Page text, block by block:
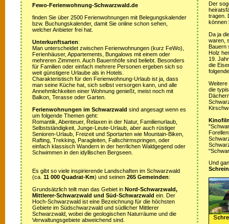
Fewo-Ferienwohnung-Schwarzwald.de
finden Sie über 2500 Ferienwohnungen mit Belegungskalender
bzw. Buchungskalender, damit Sie online schon sehen,
welcher Anbieter frei hat.
Unterkunftsarten:
Man unterscheidet zwischen Ferienwohnungen (kurz FeWo),
Ferienhäuser, Appartements, Bungalows mit einem oder
mehreren Zimmern. Auch Bauernhöfe sind beliebt. Besonders
für Familien oder einfach mehrere Personen ergeben sich so
weit günstigere Urlaube als in Hotels.
Charakteristisch für den Ferienwohnung-Urlaub ist ja, dass
man seine Küche hat, sich selbst versorgen kann, und alle
Annehmlichkeiten einer Wohnung genießt, meist noch mit
Balkon, Terasse oder Garten.
Ferienwohnungen im Schwarzwald sind angesagt wenn es
um folgende Themen geht:
Romantik, Abenteuer, Relaxen in der Natur, Familienurlaub,
Selbstständigkeit, Junge-Leute-Urlaub, aber auch rüstiger
Senioren-Urlaub, Freizeit und Sportarten wie Mountain-Biken,
Rafting, Trekking, Paragleiten, Fallschirmspringen, oder
einfach klassisch Wandern in der herrlichen Waldgegend oder
Schwimmen in den idyllischen Bergseen.
Es gibt so viele inspirierende Landschaften im Schwarzwald
(ca. 11 000 Quadrat-Km) und seinen 265 Gemeinden:
Grundsätzlich teilt man das Gebiet in Nord-Schwarzwald,
Mittlerer-Schwarzwald und Süd-Schwarzwald ein. Der
Hoch-Schwarzwald ist eine Bezeichnung für die höchsten
Gebiete im Südschwarzwald und südlicher Mittlerer
Schwarzwald, wobei die geologischen Naturräume und die
Verwaltungsgebiete abweichend sind.
Der
tragen.
können
Da ja
waren,
Bauern
Holz
19.
die
Weitere
die
Und